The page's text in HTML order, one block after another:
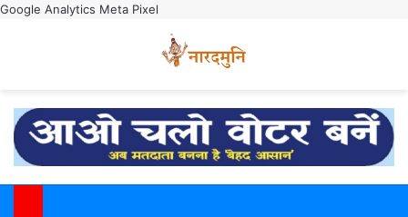
Google Analytics Meta Pixel